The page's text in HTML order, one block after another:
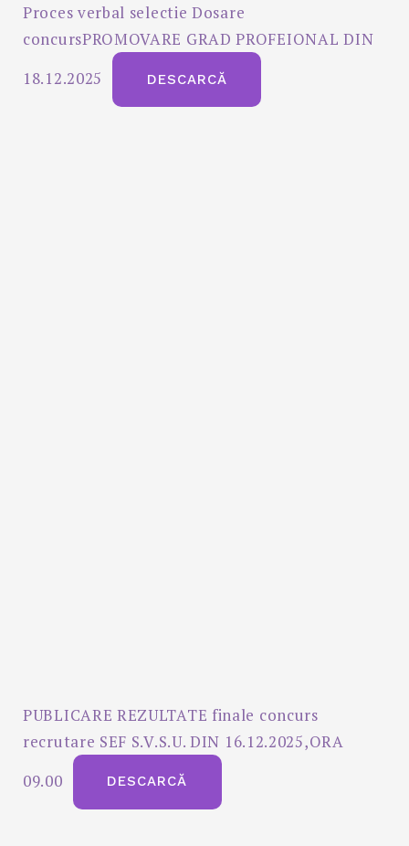
Proces verbal selectie Dosare
concursPROMOVARE GRAD PROFEIONAL DIN
18.12.2025
DESCARCĂ
PUBLICARE REZULTATE finale concurs
recrutare SEF S.V.S.U. DIN 16.12.2025,ORA
09.00
DESCARCĂ